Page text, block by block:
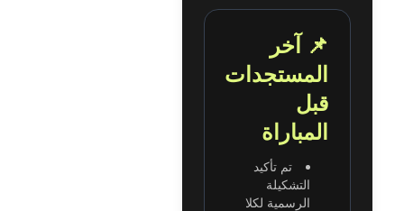
📌 آخر
المستجدات
قبل
المباراة
تم تأكيد
التشكيلة
الرسمية لكلا